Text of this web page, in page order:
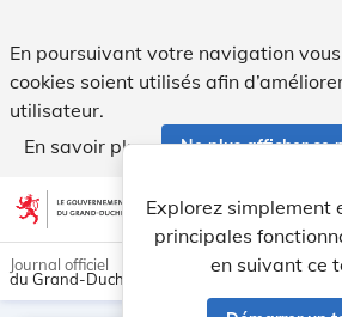
En poursuivant votre navigation
cookies soient utilisés afin
utilisateur.
En savoir plus
Ne plus afficher ce
Aller au contenu account_circle help
Explorez simplement
principales
en suivant ce
Journal officiel
du Grand-Duché de Luxembourg